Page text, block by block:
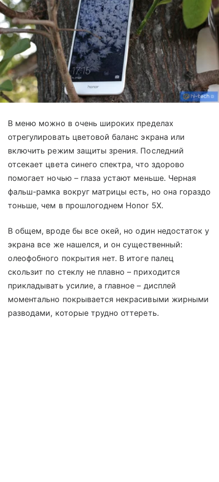
В меню можно в очень широких пределах
отрегулировать цветовой баланс экрана или
включить режим защиты зрения. Последний
отсекает цвета синего спектра, что здорово
помогает ночью – глаза устают меньше. Черная
фальш-рамка вокруг матрицы есть, но она гораздо
тоньше, чем в прошлогоднем Honor 5X.
В общем, вроде бы все окей, но один недостаток у
экрана все же нашелся, и он существенный:
олеофобного покрытия нет. В итоге палец
скользит по стеклу не плавно – приходится
прикладывать усилие, а главное – дисплей
моментально покрывается некрасивыми жирными
разводами, которые трудно оттереть.